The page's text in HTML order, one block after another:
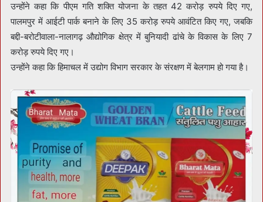
उन्होंने कहा कि पीएम गति शक्ति योजना के तहत 42 करोड़ रुपये दिए गए,
पालमपुर में आईटी पार्क बनाने के लिए 35 करोड़ रुपये आवंटित किए गए, जबकि
बद्दी-बरोटीवाला-नालागढ़ औद्योगिक क्षेत्र में बुनियादी ढांचे के विकास के लिए 7
करोड़ रुपये दिए गए।
उन्होंने कहा कि हिमाचल में उद्योग विभाग सरकार के संरक्षण में बेलगाम हो गया है।